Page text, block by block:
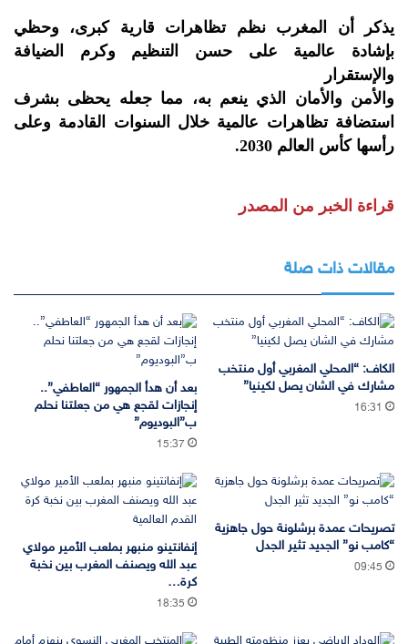
يذكر أن المغرب نظم تظاهرات قارية كبرى، وحظي
بإشادة عالمية على حسن التنظيم وكرم الضيافة
والإستقرار
والأمن والأمان الذي ينعم به، مما جعله يحظى بشرف
استضافة تظاهرات عالمية خلال السنوات القادمة وعلى
رأسها كأس العالم 2030.
قراءة الخبر من المصدر
مقالات ذات صلة
الكاف: “المحلي المغربي أول منتخب
مشارك في الشان يصل لكينيا”
16:31
بعد أن هدأ الجمهور “العاطفي”..
إنجازات لقجع هي من جعلتنا نحلم
ب”البوديوم”
15:37
تصريحات عمدة برشلونة حول جاهزية
“كامب نو” الجديد تثير الجدل
09:45
إنفانتينو منبهر بملعب الأمير مولاي
عبد الله ويصنف المغرب بين نخبة
كرة…
18:35